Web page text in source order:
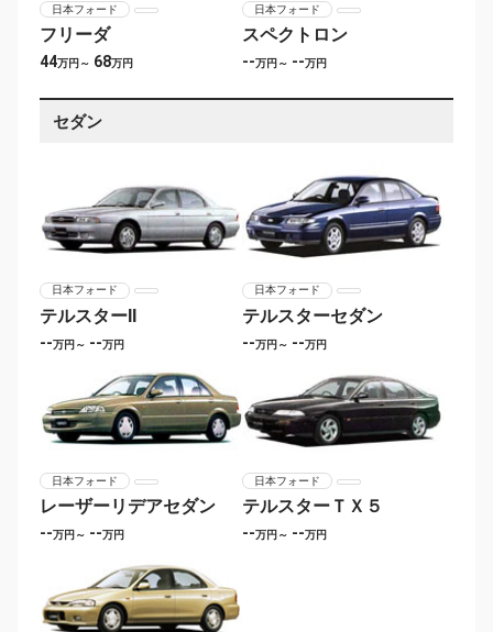
日本フォード
フリーダ
44万円～ 68万円
日本フォード
スペクトロン
--万円～ --万円
セダン
日本フォード
テルスターII
--万円～ --万円
日本フォード
テルスターセダン
--万円～ --万円
日本フォード
レーザーリデアセダン
--万円～ --万円
日本フォード
テルスターＴＸ５
--万円～ --万円